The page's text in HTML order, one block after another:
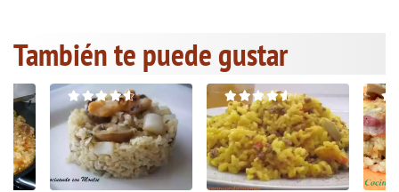
También te puede gustar